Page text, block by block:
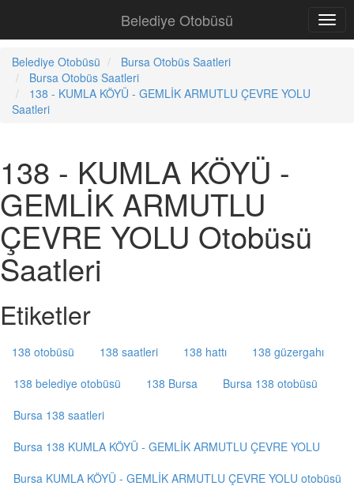
Belediye Otobüsü
Belediye Otobüsü
Bursa Otobüs Saatleri
Bursa Otobüs Saatleri
138 - KUMLA KÖYÜ - GEMLİK ARMUTLU ÇEVRE YOLU
Saatleri
138 - KUMLA KÖYÜ -
GEMLİK ARMUTLU
ÇEVRE YOLU Otobüsü
Saatleri
Etiketler
138 otobüsü 138 saatleri 138 hattı
138 güzergahı
138 belediye otobüsü
138 Bursa
Bursa 138 otobüsü
Bursa 138 saatleri
Bursa 138 KUMLA KÖYÜ - GEMLİK ARMUTLU ÇEVRE YOLU
Bursa KUMLA KÖYÜ - GEMLİK ARMUTLU ÇEVRE YOLU otobüsü